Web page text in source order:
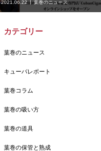
2021.06.22 葉巻のニュース
カテゴリー
葉巻のニュース
キューバレポート
葉巻コラム
葉巻の吸い方
葉巻の道具
葉巻の保管と熟成